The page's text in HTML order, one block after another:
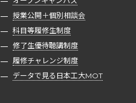
授業公開＋個別相談会
科目等履修生制度
修了生優待聴講制度
履修チャレンジ制度
データで見る日本工大MOT